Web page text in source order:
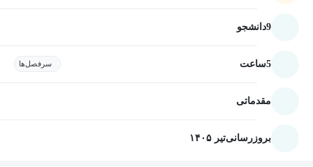
9دانشجو
5ساعت سرفصل‌ها
مقدماتی
بروزرسانیتیر ۱۴۰۵